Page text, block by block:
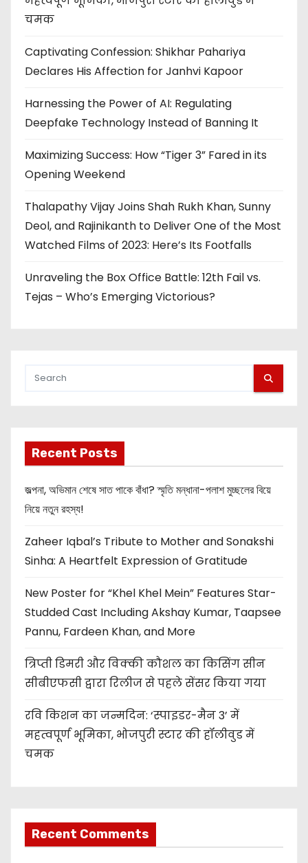
चमक
Captivating Confession: Shikhar Pahariya
Declares His Affection for Janhvi Kapoor
Harnessing the Power of AI: Regulating
Deepfake Technology Instead of Banning It
Maximizing Success: How “Tiger 3” Fared in its
Opening Weekend
Thalapathy Vijay Joins Shah Rukh Khan, Sunny
Deol, and Rajinikanth to Deliver One of the Most
Watched Films of 2023: Here’s Its Footfalls
Unraveling the Box Office Battle: 12th Fail vs.
Tejas – Who’s Emerging Victorious?
Recent Posts
জল্পনা, অভিমান শেষে সাত পাকে বাঁধা? স্মৃতি মন্ধানা-পলাশ মুচ্ছলের বিয়ে
নিয়ে নতুন রহস্য!
Zaheer Iqbal’s Tribute to Mother and Sonakshi
Sinha: A Heartfelt Expression of Gratitude
New Poster for “Khel Khel Mein” Features Star-
Studded Cast Including Akshay Kumar, Taapsee
Pannu, Fardeen Khan, and More
त्रिप्ती डिमरी और विक्की कौशल का किसिंग सीन
सीबीएफसी द्वारा रिलीज से पहले सेंसर किया गया
रवि किशन का जन्मदिन: ‘स्पाइडर-मैन 3’ में
महत्वपूर्ण भूमिका, भोजपुरी स्टार की हॉलीवुड में
चमक
Recent Comments